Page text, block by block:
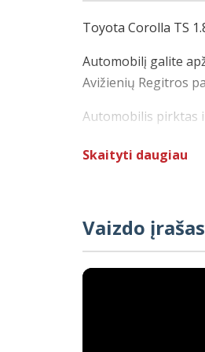
Toyota Corolla TS
Automobilį galite
Avižienių Regitros
Automobilis pirktas
Galiojanti gamyklinė
Active
odinis
Skaityti daugiau
Vaizdo įrašas